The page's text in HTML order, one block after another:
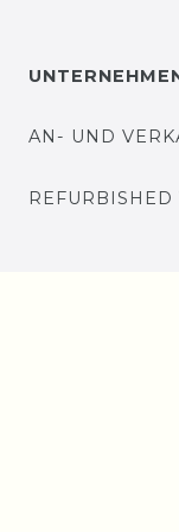
AN- UND
REFURBISHED